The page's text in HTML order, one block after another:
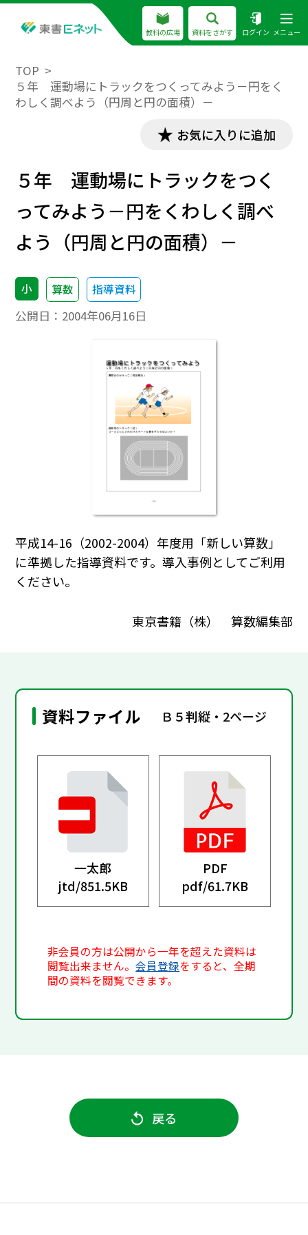
教科の広場 資料をさがす ログイン メニュー
TOP
５年 運動場にトラックをつくってみよう－円をく
わしく調べよう（円周と円の面積）－
お気に入りに追加
５年 運動場にトラックをつく
ってみよう－円をくわしく調べ
よう（円周と円の面積）－
小 算数 指導資料
公開日： 2004年06月16日
平成14-16（2002-2004）年度用「新しい算数」
に準拠した指導資料です。導入事例としてご利用
ください。
東京書籍（株） 算数編集部
資料ファイル Ｂ５判縦・2ページ
一太郎
jtd/851.5KB
PDF
pdf/61.7KB
非会員の方は公開から一年を超えた資料は
閲覧出来ません。会員登録をすると、全期
間の資料を閲覧できます。
戻る